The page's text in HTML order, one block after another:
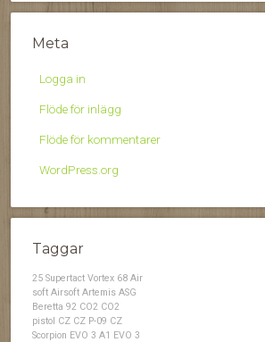
Meta
Logga in
Flöde för inlägg
Flöde för kommentarer
WordPress.org
Taggar
25 Supertact Vortex 68 Air
soft Airsoft Artemis ASG
Beretta 92 CO2 CO2
pistol CZ CZ P-09 CZ
Scorpion EVO 3 A1 EVO 3